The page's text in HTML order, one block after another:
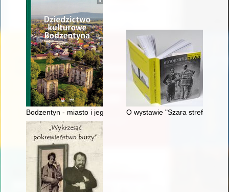
Bodzentyn - miasto i jego architektura w dziejach i w
O wystawie "Szara strefa